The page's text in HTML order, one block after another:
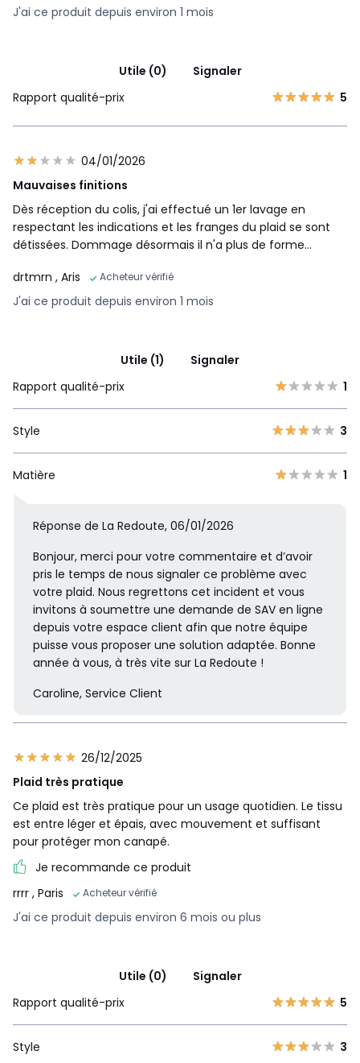
J'ai ce produit depuis environ 1 mois
Utile (0)
Signaler
Rapport qualité-prix
5
04/01/2026
Mauvaises finitions
Dès réception du colis, j'ai effectué un 1er lavage en
respectant les indications et les franges du plaid se sont
détissées. Dommage désormais il n'a plus de forme...
drtmrn , Aris Acheteur vérifié
J'ai ce produit depuis environ 1 mois
Utile (1)
Signaler
Rapport qualité-prix
1
Style 3
Matière 1
Réponse de La Redoute, 06/01/2026
Bonjour, merci pour votre commentaire et d’avoir
pris le temps de nous signaler ce problème avec
votre plaid. Nous regrettons cet incident et vous
invitons à soumettre une demande de SAV en ligne
depuis votre espace client afin que notre équipe
puisse vous proposer une solution adaptée. Bonne
année à vous, à très vite sur La Redoute !
Caroline, Service Client
26/12/2025
Plaid très pratique
Ce plaid est très pratique pour un usage quotidien. Le tissu
est entre léger et épais, avec mouvement et suffisant
pour protéger mon canapé.
Je recommande ce produit
rrrr , Paris Acheteur vérifié
J'ai ce produit depuis environ 6 mois ou plus
Utile (0)
Signaler
Rapport qualité-prix
5
Style 3